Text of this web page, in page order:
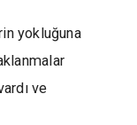
yokluğuna
ve